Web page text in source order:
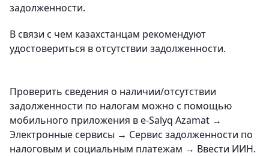
задолженности.
В связи с чем казахстанцам рекомендуют
удостовериться в отсутствии задолженности.
Проверить сведения о наличии/отсутствии
задолженности по налогам можно с помощью
мобильного приложения в e-Salyq Azamat →
Электронные сервисы → Сервис задолженности по
налоговым и социальным платежам → Ввести ИИН.